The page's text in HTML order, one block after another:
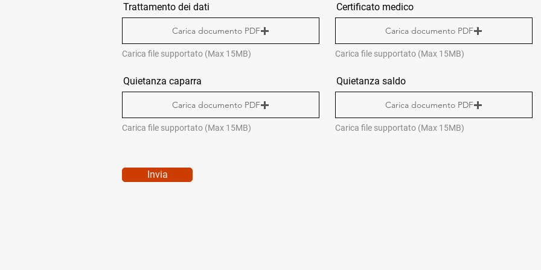
Trattamento dei dati
Carica documento PDF
Carica file supportato (Max 15MB)
Certificato medico
Carica documento PDF
Carica file supportato (Max 15MB)
Quietanza caparra
Carica documento PDF
Carica file supportato (Max 15MB)
Quietanza saldo
Carica documento PDF
Carica file supportato (Max 15MB)
Invia